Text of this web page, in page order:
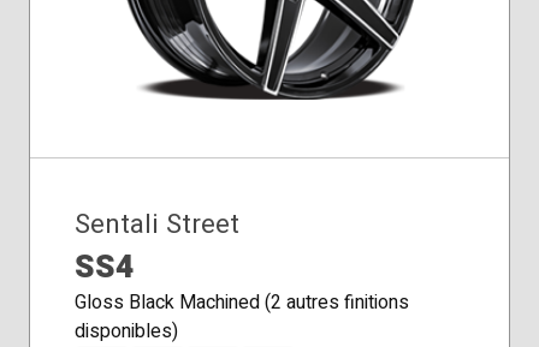
Sentali Street
SS4
Gloss Black Machined (2 autres finitions
disponibles)